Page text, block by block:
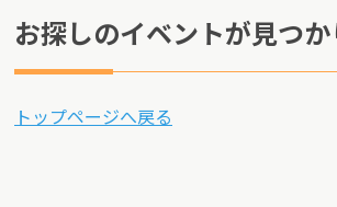
お探しのイベントが見つ
トップページへ戻る